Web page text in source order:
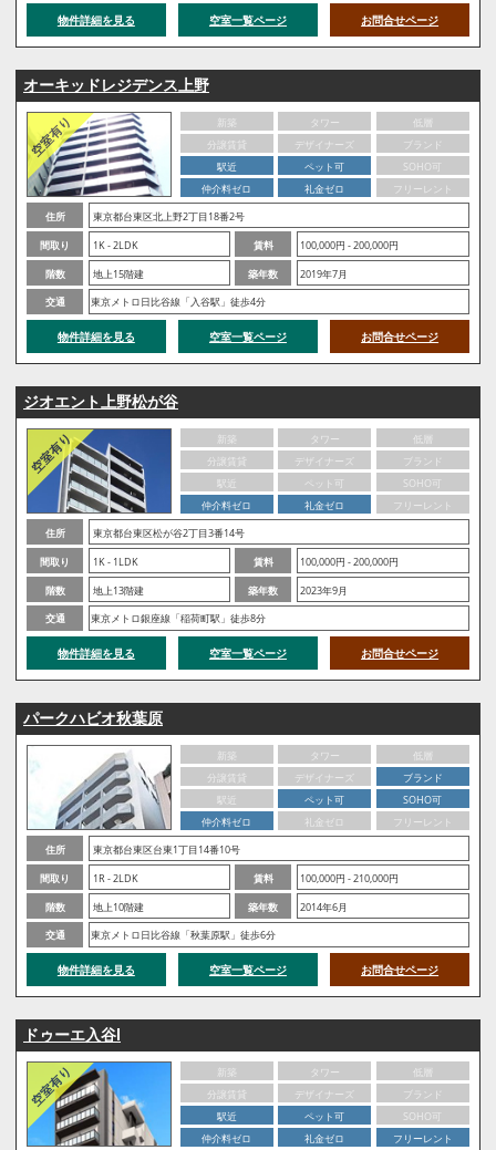
物件詳細を見る 空室一覧ページ お問合せページ
オーキッドレジデンス上野
新築 タワー
低層
分譲賃貸
デザイナーズ
ブランド
駅近
ペット可
SOHO可
仲介料ゼロ
礼金ゼロ
フリーレント
住所
東京都台東区北上野2丁目18番2号
間取り
1K - 2LDK 賃料
100,000円 - 200,000円
階数
地上15階建 築年数
2019年7月
交通
東京メトロ日比谷線「入谷駅」徒歩4分
物件詳細を見る 空室一覧ページ お問合せページ
ジオエント上野松が谷
新築 タワー
低層
分譲賃貸
デザイナーズ
ブランド
駅近
ペット可
SOHO可
仲介料ゼロ
礼金ゼロ
フリーレント
住所
東京都台東区松が谷2丁目3番14号
間取り
1K - 1LDK 賃料
100,000円 - 200,000円
階数
地上13階建 築年数
2023年9月
交通
東京メトロ銀座線「稲荷町駅」徒歩8分
物件詳細を見る 空室一覧ページ お問合せページ
パークハビオ秋葉原
新築 タワー
低層
分譲賃貸
デザイナーズ
ブランド
駅近
ペット可
SOHO可
仲介料ゼロ
礼金ゼロ
フリーレント
住所
東京都台東区台東1丁目14番10号
間取り
1R - 2LDK 賃料
100,000円 - 210,000円
階数
地上10階建 築年数
2014年6月
交通
東京メトロ日比谷線「秋葉原駅」徒歩6分
物件詳細を見る 空室一覧ページ お問合せページ
ドゥーエ入谷Ⅰ
新築 タワー
低層
分譲賃貸
デザイナーズ
ブランド
駅近
ペット可
SOHO可
仲介料ゼロ
礼金ゼロ
フリーレント